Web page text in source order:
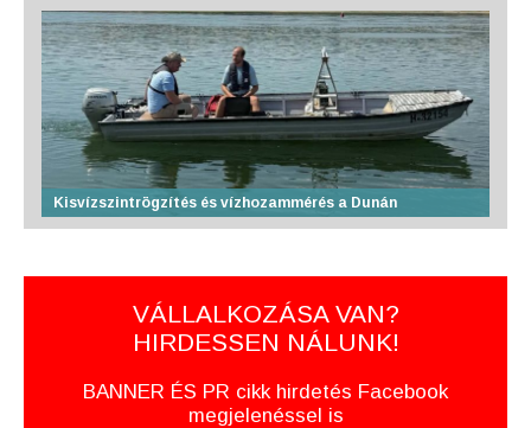
Kisvízszintrögzítés és vízhozammérés a Dunán
VÁLLALKOZÁSA VAN?
HIRDESSEN NÁLUNK!
BANNER ÉS PR cikk hirdetés Facebook
megjelenéssel is